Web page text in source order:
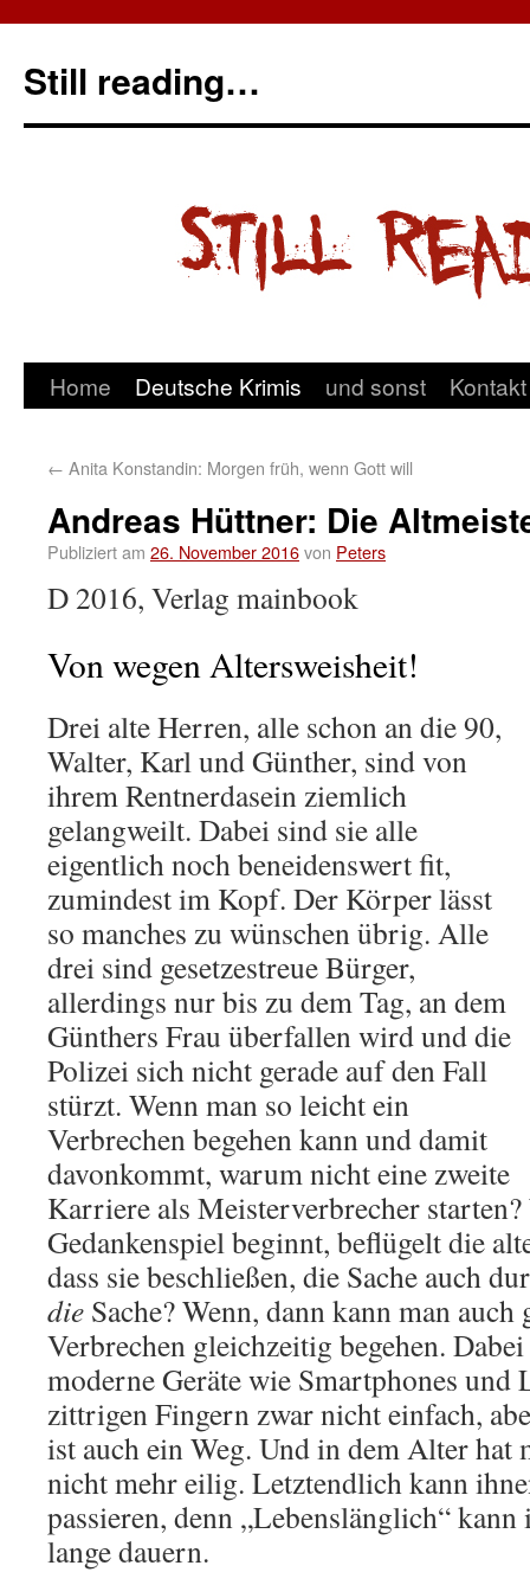
Still reading…
Home Deutsche Krimis und sonst Kontakt
← Anita Konstandin: Morgen früh, wenn Gott will
Andreas Hüttner: Die
Publiziert am 26. November 2016von Peters
D 2016, Verlag mainbook
Von wegen Altersweisheit!
Drei alte Herren, alle schon an die 90,
Walter, Karl und Günther, sind von
ihrem Rentnerdasein ziemlich
gelangweilt. Dabei sind sie alle
eigentlich noch beneidenswert fit,
zumindest im Kopf. Der Körper lässt
so manches zu wünschen übrig. Alle
drei sind gesetzestreue Bürger,
allerdings nur bis zu dem Tag, an dem
Günthers Frau überfallen wird und die
Polizei sich nicht gerade auf den Fall
stürzt. Wenn man so leicht ein
Verbrechen begehen kann und damit
davonkommt, warum nicht eine zweite
Karriere als Meisterverbrecher starten?
Gedankenspiel beginnt, beflügelt die
dass sie beschließen, die Sache auch
die Sache? Wenn, dann kann man
Verbrechen gleichzeitig begehen.
moderne Geräte wie Smartphones und
zittrigen Fingern zwar nicht einfach,
ist auch ein Weg. Und in dem Alter hat
nicht mehr eilig. Letztendlich kann
passieren, denn „Lebenslänglich“
lange dauern.